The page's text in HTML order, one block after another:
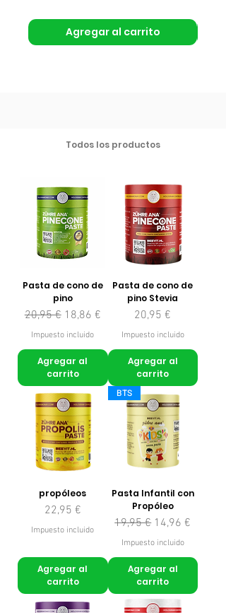
Agregar al carrito
Todos los productos
Pasta de cono de
pino
Precio
20,95 € Precio de oferta
18,86 €
Impuesto incluido
Agregar al
carrito
Pasta de cono de
pino Stevia
Precio
20,95 €
Impuesto incluido
Agregar al
carrito
propóleos
Precio
22,95 €
Impuesto incluido
Agregar al
carrito
BTS
Pasta Infantil con
Propóleo
Precio
19,95 € Precio de oferta
14,96 €
Impuesto incluido
Agregar al
carrito